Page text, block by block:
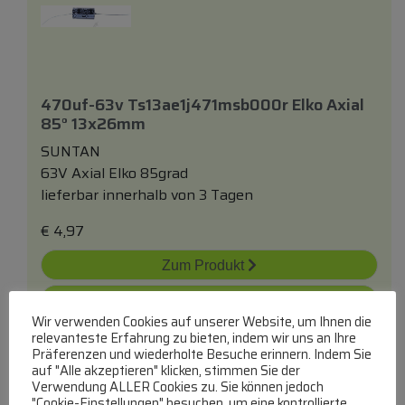
470uf-63v Ts13ae1j471msb000r Elko Axial
85° 13x26mm
SUNTAN
63V Axial Elko 85grad
lieferbar innerhalb von 3 Tagen
€ 4,97
Zum Produkt
Wir verwenden Cookies auf unserer Website, um Ihnen die
relevanteste Erfahrung zu bieten, indem wir uns an Ihre
Präferenzen und wiederholte Besuche erinnern. Indem Sie
auf "Alle akzeptieren" klicken, stimmen Sie der
Verwendung ALLER Cookies zu. Sie können jedoch